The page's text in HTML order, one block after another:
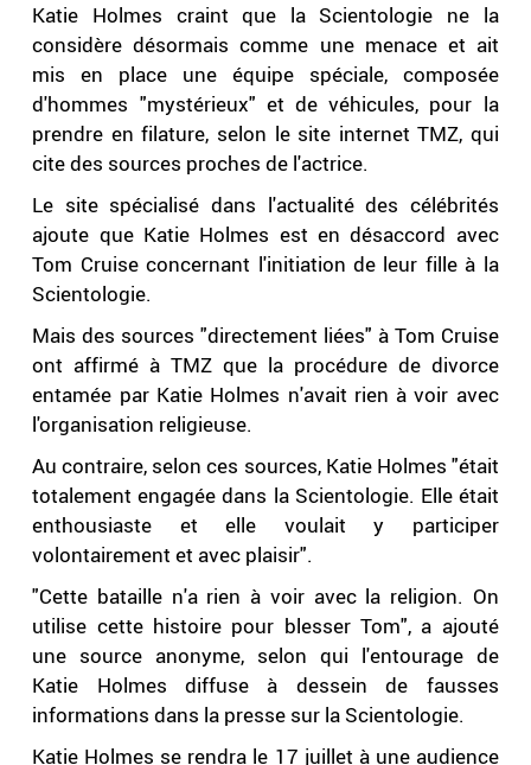
Katie Holmes craint que la Scientologie ne la
considère désormais comme une menace et ait
mis en place une équipe spéciale, composée
d'hommes "mystérieux" et de véhicules, pour la
prendre en filature, selon le site internet TMZ, qui
cite des sources proches de l'actrice.
Le site spécialisé dans l'actualité des célébrités
ajoute que Katie Holmes est en désaccord avec
Tom Cruise concernant l'initiation de leur fille à la
Scientologie.
Mais des sources "directement liées" à Tom Cruise
ont affirmé à TMZ que la procédure de divorce
entamée par Katie Holmes n'avait rien à voir avec
l'organisation religieuse.
Au contraire, selon ces sources, Katie Holmes "était
totalement engagée dans la Scientologie. Elle était
enthousiaste et elle voulait y participer
volontairement et avec plaisir".
"Cette bataille n'a rien à voir avec la religion. On
utilise cette histoire pour blesser Tom", a ajouté
une source anonyme, selon qui l'entourage de
Katie Holmes diffuse à dessein de fausses
informations dans la presse sur la Scientologie.
Katie Holmes se rendra le 17 juillet à une audience